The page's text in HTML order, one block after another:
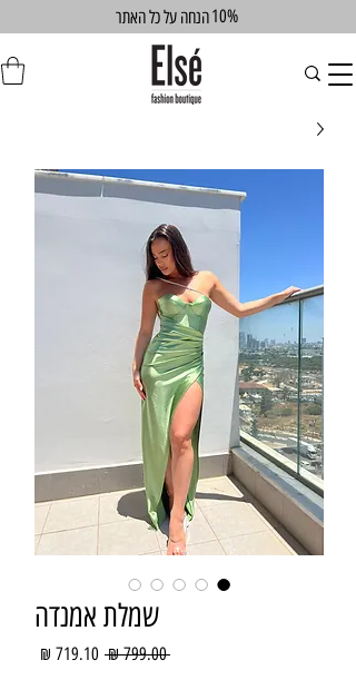
הנחה על כל האתר10%
שמלת אמנדה
‏799.00 ‏₪
מחיר